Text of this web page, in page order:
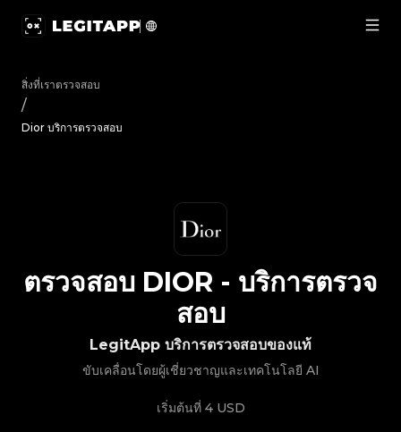
สิ่งที่เราตรวจสอบ
/
Dior บริการตรวจสอบ
LegitApp บริการตรวจสอบของแท้
ขับเคลื่อนโดยผู้เชี่ยวชาญและเทคโนโลยี AI
เริ่มต้นที่ 4 USD
ตรวจสอบ DIOR - บริการตรวจ
สอบ